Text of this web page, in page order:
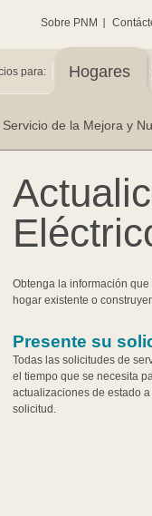
Sobre PNM
para: Hogares
Servicio de la Mejora y
Obtenga la información
hogar existente o
Presente su
Todas las solicitudes de
el tiempo que se necesita
actualizaciones de estado
solicitud.